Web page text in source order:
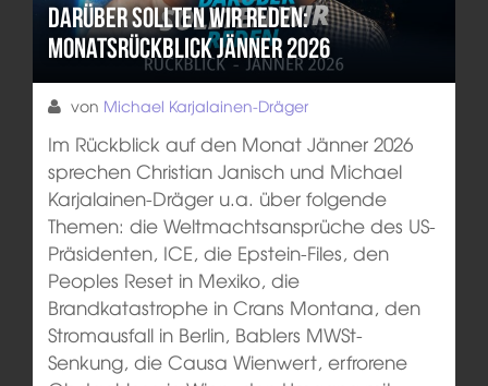
Darüber sollten wir reden:
Monatsrückblick Jänner 2026
von Michael Karjalainen-Dräger
Im Rückblick auf den Monat Jänner 2026
sprechen Christian Janisch und Michael
Karjalainen-Dräger u.a. über folgende
Themen: die Weltmachtsansprüche des US-
Präsidenten, ICE, die Epstein-Files, den
Peoples Reset in Mexiko, die
Brandkatastrophe in Crans Montana, den
Stromausfall in Berlin, Bablers MWSt-
Senkung, die Causa Wienwert, erfrorene